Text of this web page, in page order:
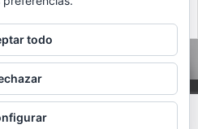
THEME: EVENTBRITE SINGLE EVENT
todo